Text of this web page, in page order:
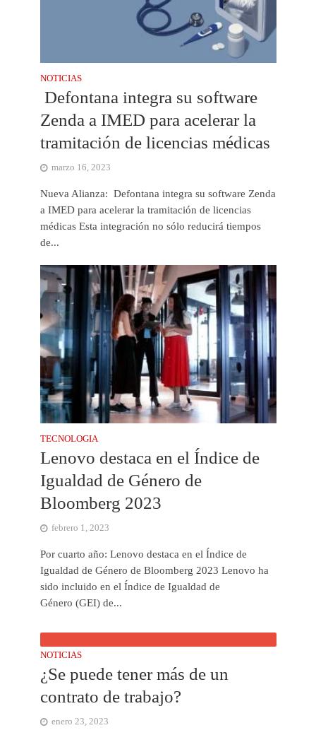
NOTICIAS
Defontana integra su software
Zenda a IMED para acelerar la
tramitación de licencias médicas
marzo 16, 2023
Nueva Alianza: Defontana integra su software Zenda
a IMED para acelerar la tramitación de licencias
médicas Esta integración no sólo reducirá tiempos
de...
TECNOLOGIA
Lenovo destaca en el Índice de
Igualdad de Género de
Bloomberg 2023
febrero 1, 2023
Por cuarto año: Lenovo destaca en el Índice de
Igualdad de Género de Bloomberg 2023 Lenovo ha
sido incluido en el Índice de Igualdad de
Género (GEI) de...
NOTICIAS
¿Se puede tener más de un
contrato de trabajo?
enero 23, 2023